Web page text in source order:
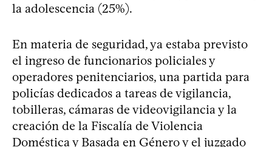
la adolescencia (25%).
En materia de seguridad, ya estaba previsto
el ingreso de funcionarios policiales y
operadores penitenciarios, una partida para
policías dedicados a tareas de vigilancia,
tobilleras, cámaras de videovigilancia y la
creación de la Fiscalía de Violencia
Doméstica y Basada en Género y el juzgado